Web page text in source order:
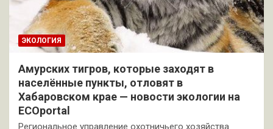
ЭКОЛОГИЯ
Амурских тигров, которые заходят в
населённые пункты, отловят в
Хабаровском крае — новости экологии на
ECOportal
Региональное управление охотничьего хозяйства